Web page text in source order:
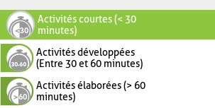
Activités courtes (< 30
minutes)
Activités développées
(Entre 30 et 60 minutes)
Activités élaborées (> 60
minutes)